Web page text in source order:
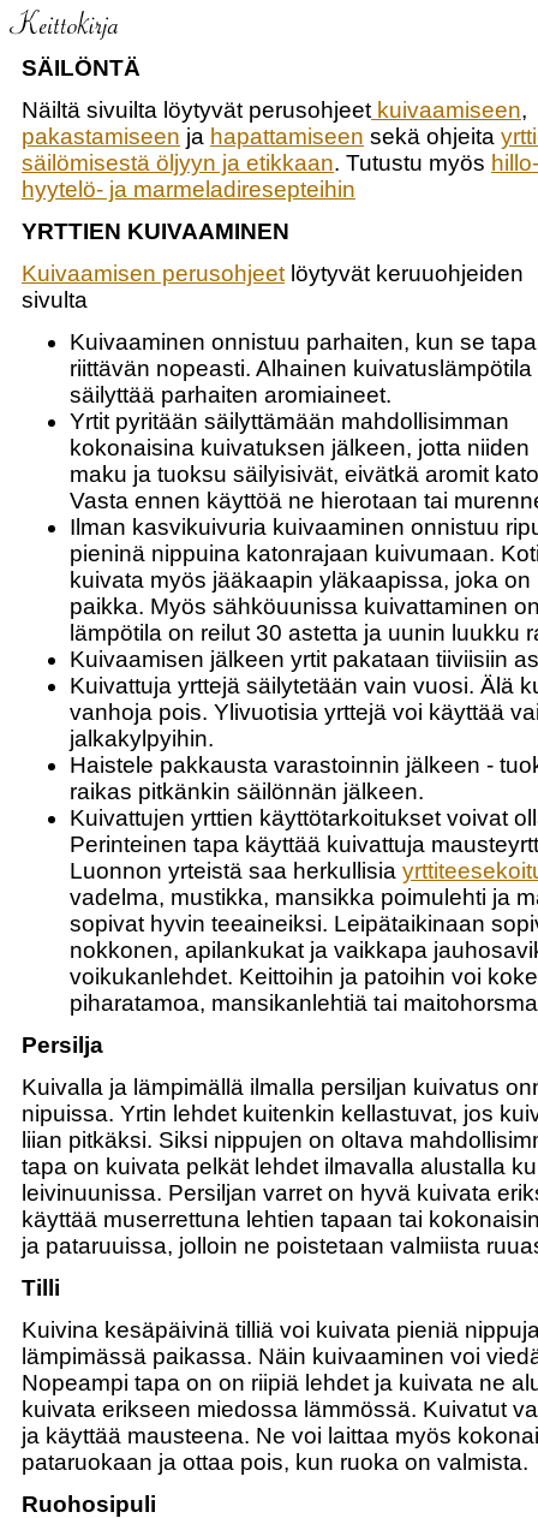
SÄILÖNTÄ
Näiltä sivuilta löytyvät perusohjeet kuivaamiseen,
pakastamiseen ja hapattamiseen sekä ohjeita
säilömisestä öljyyn ja etikkaan. Tutustu myös
hyytelö- ja marmeladiresepteihin
YRTTIEN KUIVAAMINEN
Kuivaamisen perusohjeet löytyvät keruuohjeiden
sivulta
Kuivaaminen onnistuu parhaiten, kun se
riittävän nopeasti. Alhainen kuivatuslämpötila
säilyttää parhaiten aromiaineet.
Yrtit pyritään säilyttämään mahdollisimman
kokonaisina kuivatuksen jälkeen, jotta niiden
maku ja tuoksu säilyisivät, eivätkä aromit
Vasta ennen käyttöä ne hierotaan tai
Ilman kasvikuivuria kuivaaminen onnistuu
pieninä nippuina katonrajaan kuivumaan.
kuivata myös jääkaapin yläkaapissa, joka on
paikka. Myös sähköuunissa kuivattaminen
lämpötila on reilut 30 astetta ja uunin luukku
Kuivaamisen jälkeen yrtit pakataan tiiviisiin
Kuivattuja yrttejä säilytetään vain vuosi. Älä
vanhoja pois. Ylivuotisia yrttejä voi käyttää
jalkakylpyihin.
Haistele pakkausta varastoinnin jälkeen -
raikas pitkänkin säilönnän jälkeen.
Kuivattujen yrttien käyttötarkoitukset voivat
Perinteinen tapa käyttää kuivattuja
Luonnon yrteistä saa herkullisia
vadelma, mustikka, mansikka poimulehti ja
sopivat hyvin teeaineiksi. Leipätaikinaan
nokkonen, apilankukat ja vaikkapa
voikukanlehdet. Keittoihin ja patoihin voi
piharatamoa, mansikanlehtiä tai
Persilja
Kuivalla ja lämpimällä ilmalla persiljan kuivatus
nipuissa. Yrtin lehdet kuitenkin kellastuvat, jos
liian pitkäksi. Siksi nippujen on oltava
tapa on kuivata pelkät lehdet ilmavalla alustalla
leivinuunissa. Persiljan varret on hyvä kuivata
käyttää muserrettuna lehtien tapaan tai
ja pataruuissa, jolloin ne poistetaan valmiista
Tilli
Kuivina kesäpäivinä tilliä voi kuivata pieniä
lämpimässä paikassa. Näin kuivaaminen voi
Nopeampi tapa on on riipiä lehdet ja kuivata ne
kuivata erikseen miedossa lämmössä. Kuivatut
ja käyttää mausteena. Ne voi laittaa myös
pataruokaan ja ottaa pois, kun ruoka on valmista.
Ruohosipuli